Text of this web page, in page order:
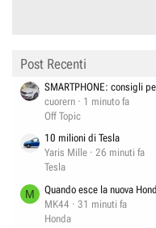
Post Recenti
SMARTPHONE: consigli
cuorern
1 minuto fa
Off Topic
10 milioni di Tesla
Yaris Mille
26 minuti fa
Tesla
M
Quando esce la nuova
MK44
31 minuti fa
Honda